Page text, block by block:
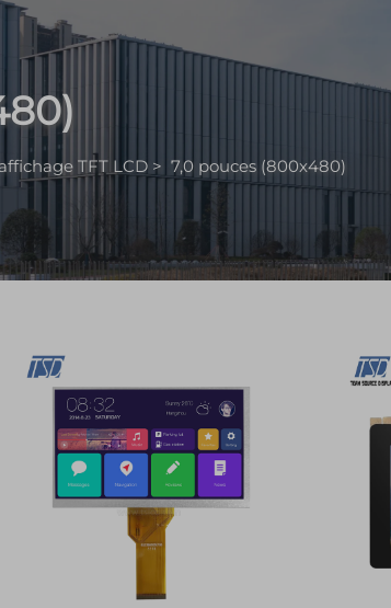
TFT LCD > 7,0 pouces (800x480)